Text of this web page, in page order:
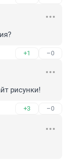
+1 –0
рисунки!
+3 –0